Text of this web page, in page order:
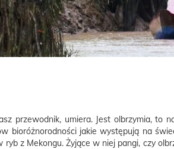
przewodnik, umiera. Jest olbrzymia, to
bioróżnorodności jakie występują na
z Mekongu. Żyjące w niej pangi, czy